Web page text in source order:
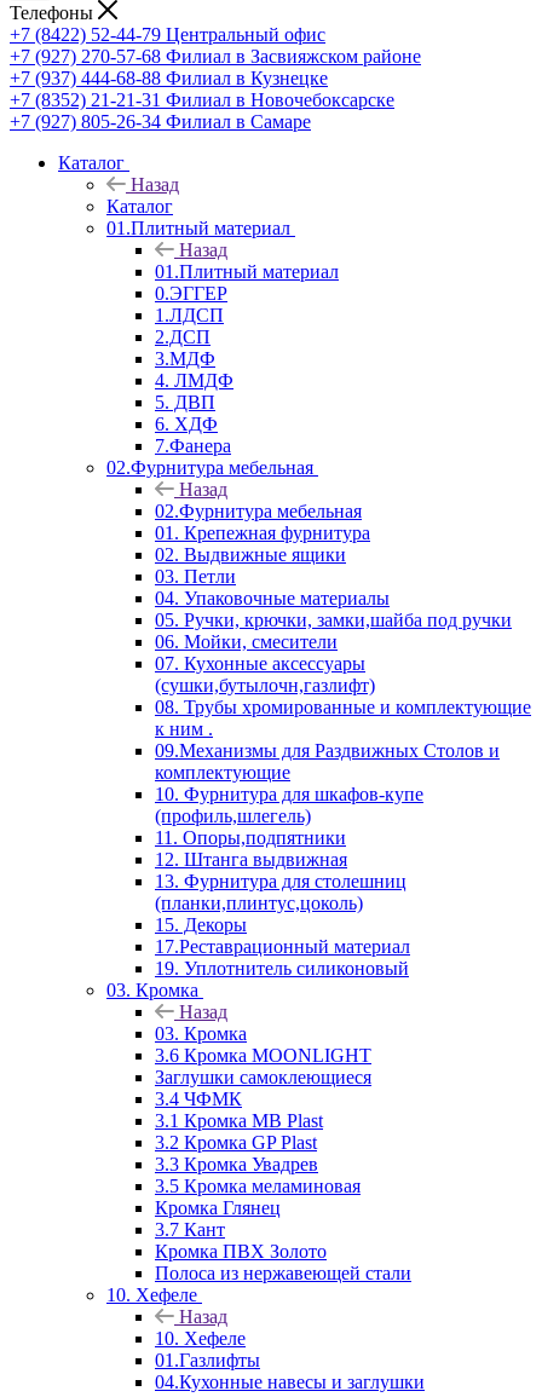
Телефоны
+7 (8422) 52-44-79 Центральный офис
+7 (927) 270-57-68 Филиал в Засвияжском районе
+7 (937) 444-68-88 Филиал в Кузнецке
+7 (8352) 21-21-31 Филиал в Новочебоксарске
+7 (927) 805-26-34 Филиал в Самаре
Каталог
Назад
Каталог
01.Плитный материал
Назад
01.Плитный материал
0.ЭГГЕР
1.ЛДСП
2.ДСП
3.МДФ
4. ЛМДФ
5. ДВП
6. ХДФ
7.Фанера
02.Фурнитура мебельная
Назад
02.Фурнитура мебельная
01. Крепежная фурнитура
02. Выдвижные ящики
03. Петли
04. Упаковочные материалы
05. Ручки, крючки, замки,шайба под ручки
06. Мойки, смесители
07. Кухонные аксессуары
(сушки,бутылочн,газлифт)
08. Трубы хромированные и комплектующие
к ним .
09.Механизмы для Раздвижных Столов и
комплектующие
10. Фурнитура для шкафов-купе
(профиль,шлегель)
11. Опоры,подпятники
12. Штанга выдвижная
13. Фурнитура для столешниц
(планки,плинтус,цоколь)
15. Декоры
17.Реставрационный материал
19. Уплотнитель силиконовый
03. Кромка
Назад
03. Кромка
3.6 Кромка MOONLIGHT
Заглушки самоклеющиеся
3.4 ЧФМК
3.1 Кромка MB Plast
3.2 Кромка GP Plast
3.3 Кромка Увадрев
3.5 Кромка меламиновая
Кромка Глянец
3.7 Кант
Кромка ПВХ Золото
Полоса из нержавеющей стали
10. Хефеле
Назад
10. Хефеле
01.Газлифты
04.Кухонные навесы и заглушки